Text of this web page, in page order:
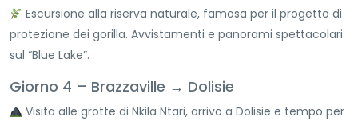
Escursione alla riserva naturale, famosa per il progetto di
protezione dei gorilla. Avvistamenti e panorami spettacolari
sul “Blue Lake”.
Giorno 4 – Brazzaville → Dolisie
Visita alle grotte di Nkila Ntari, arrivo a Dolisie e tempo per